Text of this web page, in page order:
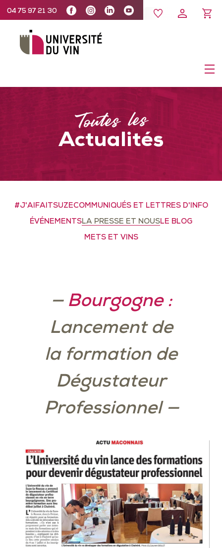
04 75 97 21 30
Toutes les
Actualités
#J'AIFAITSUZECOMMUNIQUÉS ET LETTRES D'INFO
ÉVÉNEMENTSLA PRESSE ET NOUSLE BLOG
METS ET VINS
—Bourgogne :
Lancement de
la formation de
Dégustateur
Professionnel —